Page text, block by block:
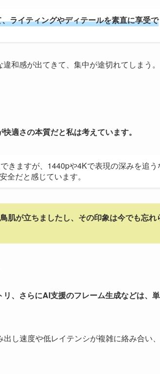
ライティングやディテールを素直に享受で
和感が出てきて、集中が途切れてしまう。
適さの本質だと私は考えています。
きますが、1440pや4Kで表現の深みを追う
だと感じています。
肌が立ちましたし、その印象は今でも忘れ
、さらにAI支援のフレーム生成などは、
し速度や低レイテンシが複雑に絡み合い